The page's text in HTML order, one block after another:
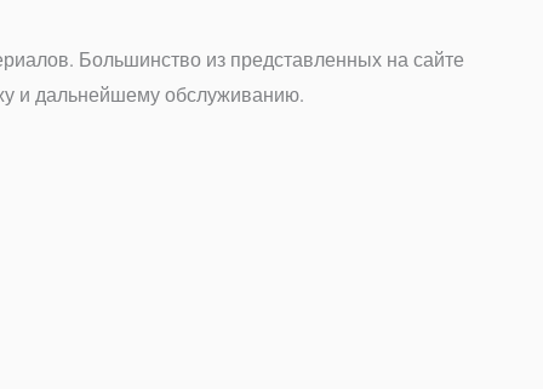
Большинство из представленных на сайте
и дальнейшему обслуживанию.